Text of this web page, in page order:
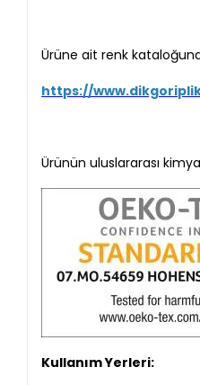
Ürüne ait renk
https://
Ürünün uluslararası
Kullanım Yerleri: